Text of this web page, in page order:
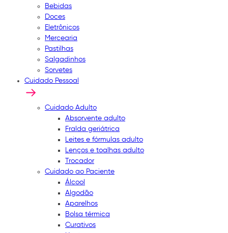
Bebidas
Doces
Eletrônicos
Mercearia
Pastilhas
Salgadinhos
Sorvetes
Cuidado Pessoal
Cuidado Adulto
Absorvente adulto
Fralda geriátrica
Leites e fórmulas adulto
Lenços e toalhas adulto
Trocador
Cuidado ao Paciente
Álcool
Algodão
Aparelhos
Bolsa térmica
Curativos